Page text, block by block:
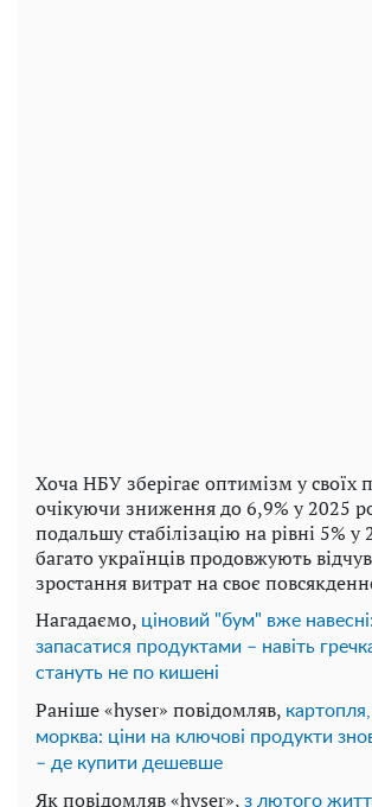
Хоча НБУ зберігає оптимізм у своїх
очікуючи зниження до 6,9% у 2025
подальшу стабілізацію на рівні 5% у
багато українців продовжують
зростання витрат на своє
Нагадаємо, ціновий "бум" вже
запасатися продуктами – навіть
стануть не по кишені
Раніше «hyser» повідомляв,
морква: ціни на ключові продукти
– де купити дешевше
Як повідомляв «hyser», з лютого